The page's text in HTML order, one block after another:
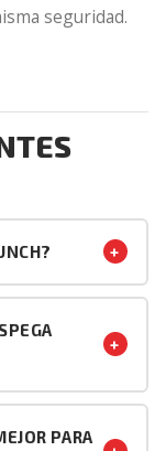
seguridad.
+
El
dinámica
y el core
bug es
+
hasta
sean 20-
PARA